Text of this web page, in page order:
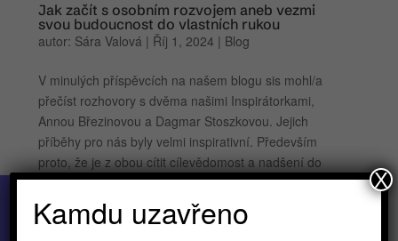
Jak začít s osobním rozvojem aneb vezmi
svou budoucnost do vlastních rukou
autor: Sára Valová | Říj 1, 2024 | Blog
V minulých příspěvcích na našem blogu sis mohl/a
přečíst rozhovory s dvěma našimi Inspirátorkami,
Annou Březinovou a Dagmar Stoszkovou. Jejich
příběhy pro nás byly velmi inspirativní. Především
proto, že je z obou cítit cílevědomost a nadšení do
jejich práce. Toho...
Kamdu uzavřeno
X